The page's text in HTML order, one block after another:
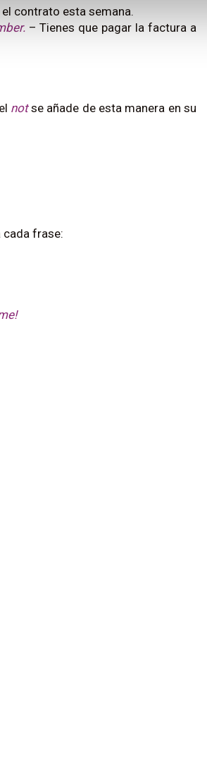
contrato esta semana.
– Tienes que pagar la factura a
notse añade de esta manera en su
cada frase: